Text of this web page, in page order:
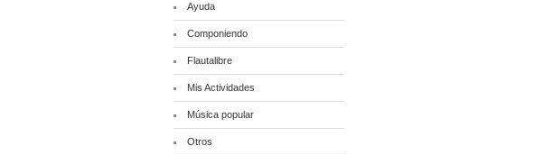
Ayuda
Componiendo
Flautalibre
Mis Actividades
Música popular
Otros